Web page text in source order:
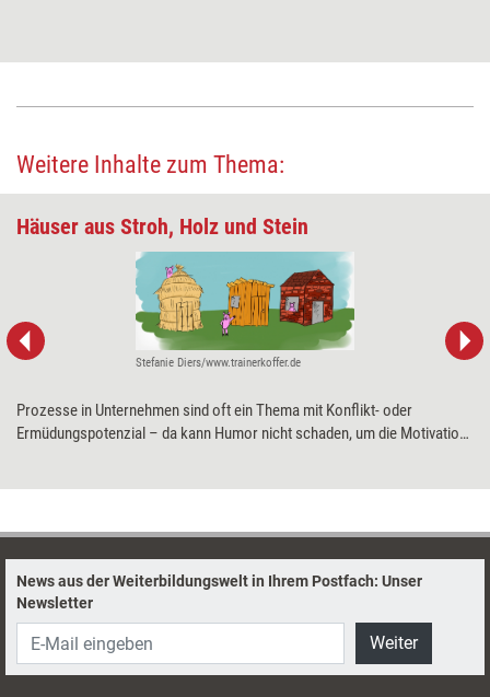
Weitere Inhalte zum Thema:
Häuser aus Stroh, Holz und Stein
Stefanie Diers/www.trainerkoffer.de
Prozesse in Unternehmen sind oft ein Thema mit Konflikt- oder
Ermüdungspotenzial – da kann Humor nicht schaden, um die Motivation
News aus der Weiterbildungswelt in Ihrem Postfach: Unser
Newsletter
Weiter